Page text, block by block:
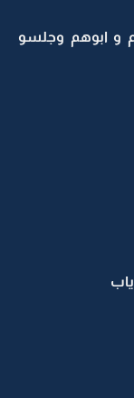
و ابوهم وجلسو